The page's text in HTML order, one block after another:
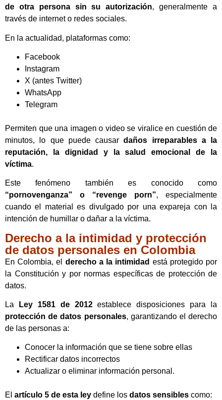
de otra persona sin su autorización, generalmente a
través de internet o redes sociales.
En la actualidad, plataformas como:
Facebook
Instagram
X (antes Twitter)
WhatsApp
Telegram
Permiten que una imagen o video se viralice en cuestión de
minutos, lo que puede causardaños irreparables a la
reputación, la dignidad y la salud emocional de la
víctima.
Este fenómeno también es conocido como
“pornovenganza” o “revenge porn”, especialmente
cuando el material es divulgado por una expareja con la
intención de humillar o dañar a la víctima.
Derecho a la intimidad y protección
de datos personales en Colombia
En Colombia, el derecho a la intimidad está protegido por
la Constitución y por normas específicas de protección de
datos.
La Ley 1581 de 2012establece disposiciones para la
protección de datos personales, garantizando el derecho
de las personas a:
Conocer la información que se tiene sobre ellas
Rectificar datos incorrectos
Actualizar o eliminar información personal.
El artículo 5 de esta ley define los datos sensibles como: